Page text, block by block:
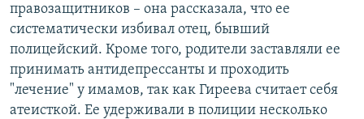
правозащитников – она рассказала, что ее
систематически избивал отец, бывший
полицейский. Кроме того, родители заставляли ее
принимать антидепрессанты и проходить
"лечение" у имамов, так как Гиреева считает себя
атеисткой. Ее удерживали в полиции несколько